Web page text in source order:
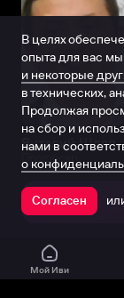
Виталий Шляппо
Продюсер
Мой Иви
В целях
опыта для вас
и некоторые
в технических,
Продолжая
на сбор и
нами в
о
Согласен